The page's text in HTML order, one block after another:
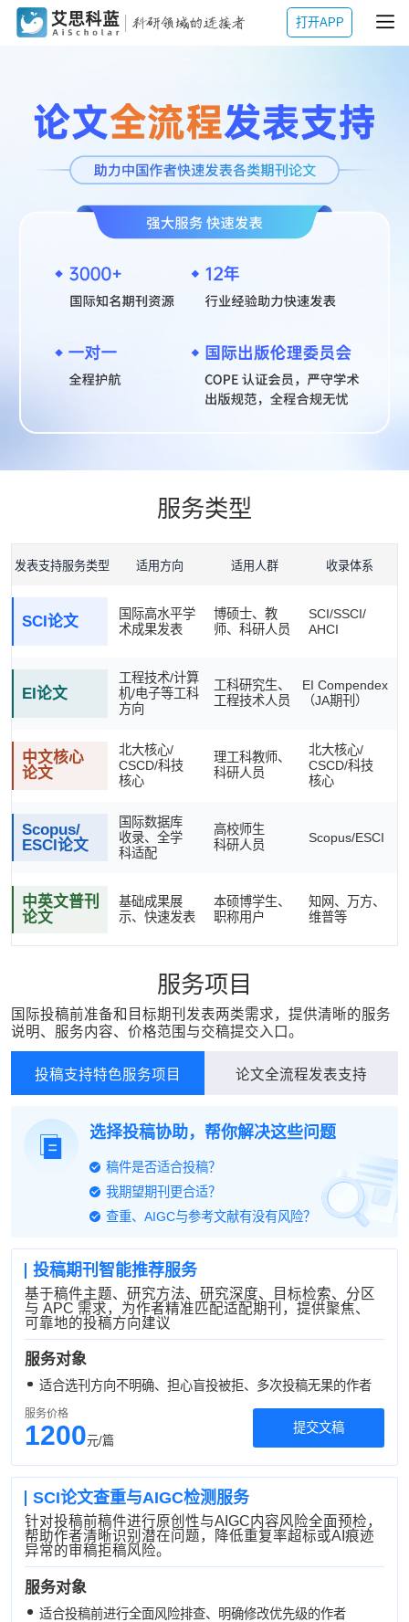
打开APP
服务类型
发表支持服务类型 适用方向 适用人群 收录体系
SCI论文
国际高水平学
术成果发表
博硕士、教
师、科研人员
SCI/SSCI/
AHCI
EI论文
工程技术/计算
机/电子等工科
方向
工科研究生、
工程技术人员
EI Compendex
（JA期刊）
中文核心
论文
北大核心/
CSCD/科技
核心
理工科教师、
科研人员
北大核心/
CSCD/科技
核心
Scopus/
ESCI论文
国际数据库
收录、全学
科适配
高校师生
科研人员
Scopus/ESCI
中英文普刊
论文
基础成果展
示、快速发表
本硕博学生、
职称用户
知网、万方、
维普等
服务项目
国际投稿前准备和目标期刊发表两类需求，提供清晰的服务
说明、服务内容、价格范围与交稿提交入口。
投稿支持特色服务项目 论文全流程发表支持
选择投稿协助，帮你解决这些问题
稿件是否适合投稿？
我期望期刊更合适？
查重、AIGC与参考文献有没有风险？
投稿期刊智能推荐服务
基于稿件主题、研究方法、研究深度、目标检索、分区
与 APC 需求，为作者精准匹配适配期刊，提供聚焦、
可靠地的投稿方向建议
服务对象
适合选刊方向不明确、担心盲投被拒、多次投稿无果的作者
服务价格
1200元/篇
提交文稿
SCI论文查重与AIGC检测服务
针对投稿前稿件进行原创性与AIGC内容风险全面预检，
帮助作者清晰识别潜在问题，降低重复率超标或AI痕迹
异常的审稿拒稿风险。
服务对象
适合投稿前进行全面风险排查、明确修改优先级的作者